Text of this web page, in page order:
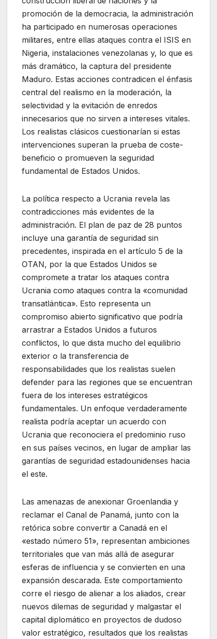
promoción de la democracia, la administración
ha participado en numerosas operaciones
militares, entre ellas ataques contra el ISIS en
Nigeria, instalaciones venezolanas y, lo que es
más dramático, la captura del presidente
Maduro. Estas acciones contradicen el énfasis
central del realismo en la moderación, la
selectividad y la evitación de enredos
innecesarios que no sirven a intereses vitales.
Los realistas clásicos cuestionarían si estas
intervenciones superan la prueba de coste-
beneficio o promueven la seguridad
fundamental de Estados Unidos.
La política respecto a Ucrania revela las
contradicciones más evidentes de la
administración. El plan de paz de 28 puntos
incluye una garantía de seguridad sin
precedentes, inspirada en el artículo 5 de la
OTAN, por la que Estados Unidos se
compromete a tratar los ataques contra
Ucrania como ataques contra la «comunidad
transatlántica». Esto representa un
compromiso abierto significativo que podría
arrastrar a Estados Unidos a futuros
conflictos, lo que dista mucho del equilibrio
exterior o la transferencia de
responsabilidades que los realistas suelen
defender para las regiones que se encuentran
fuera de los intereses estratégicos
fundamentales. Un enfoque verdaderamente
realista podría aceptar un acuerdo con
Ucrania que reconociera el predominio ruso
en sus países vecinos, en lugar de ampliar las
garantías de seguridad estadounidenses hacia
el este.
Las amenazas de anexionar Groenlandia y
reclamar el Canal de Panamá, junto con la
retórica sobre convertir a Canadá en el
«estado número 51», representan ambiciones
territoriales que van más allá de asegurar
esferas de influencia y se convierten en una
expansión descarada. Este comportamiento
corre el riesgo de alienar a los aliados, crear
nuevos dilemas de seguridad y malgastar el
capital diplomático en proyectos de dudoso
valor estratégico, resultados que los realistas